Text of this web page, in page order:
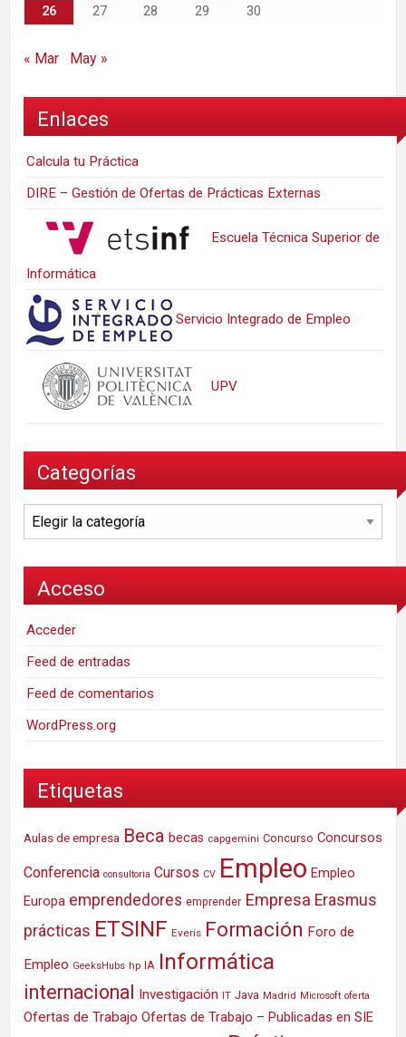
26
27 28 29 30
« Mar May »
Enlaces
Calcula tu Práctica
DIRE – Gestión de Ofertas de Prácticas Externas
Escuela Técnica Superior de
Informática
Servicio Integrado de Empleo
UPV
Categorías
Categorías
Acceso
Acceder
Feed de entradas
Feed de comentarios
WordPress.org
Etiquetas
Aulas de empresa Beca becas capgemini Concurso Concursos
Conferencia consultoria Cursos CV Empleo Empleo
Europa emprendedores emprender Empresa Erasmus
prácticas ETSINF Everis Formación Foro de
Empleo GeeksHubs hp IA Informática
internacional Investigación IT Java Madrid Microsoft oferta
Ofertas de Trabajo Ofertas de Trabajo – Publicadas en SIE